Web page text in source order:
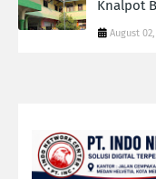
Knalpot
August